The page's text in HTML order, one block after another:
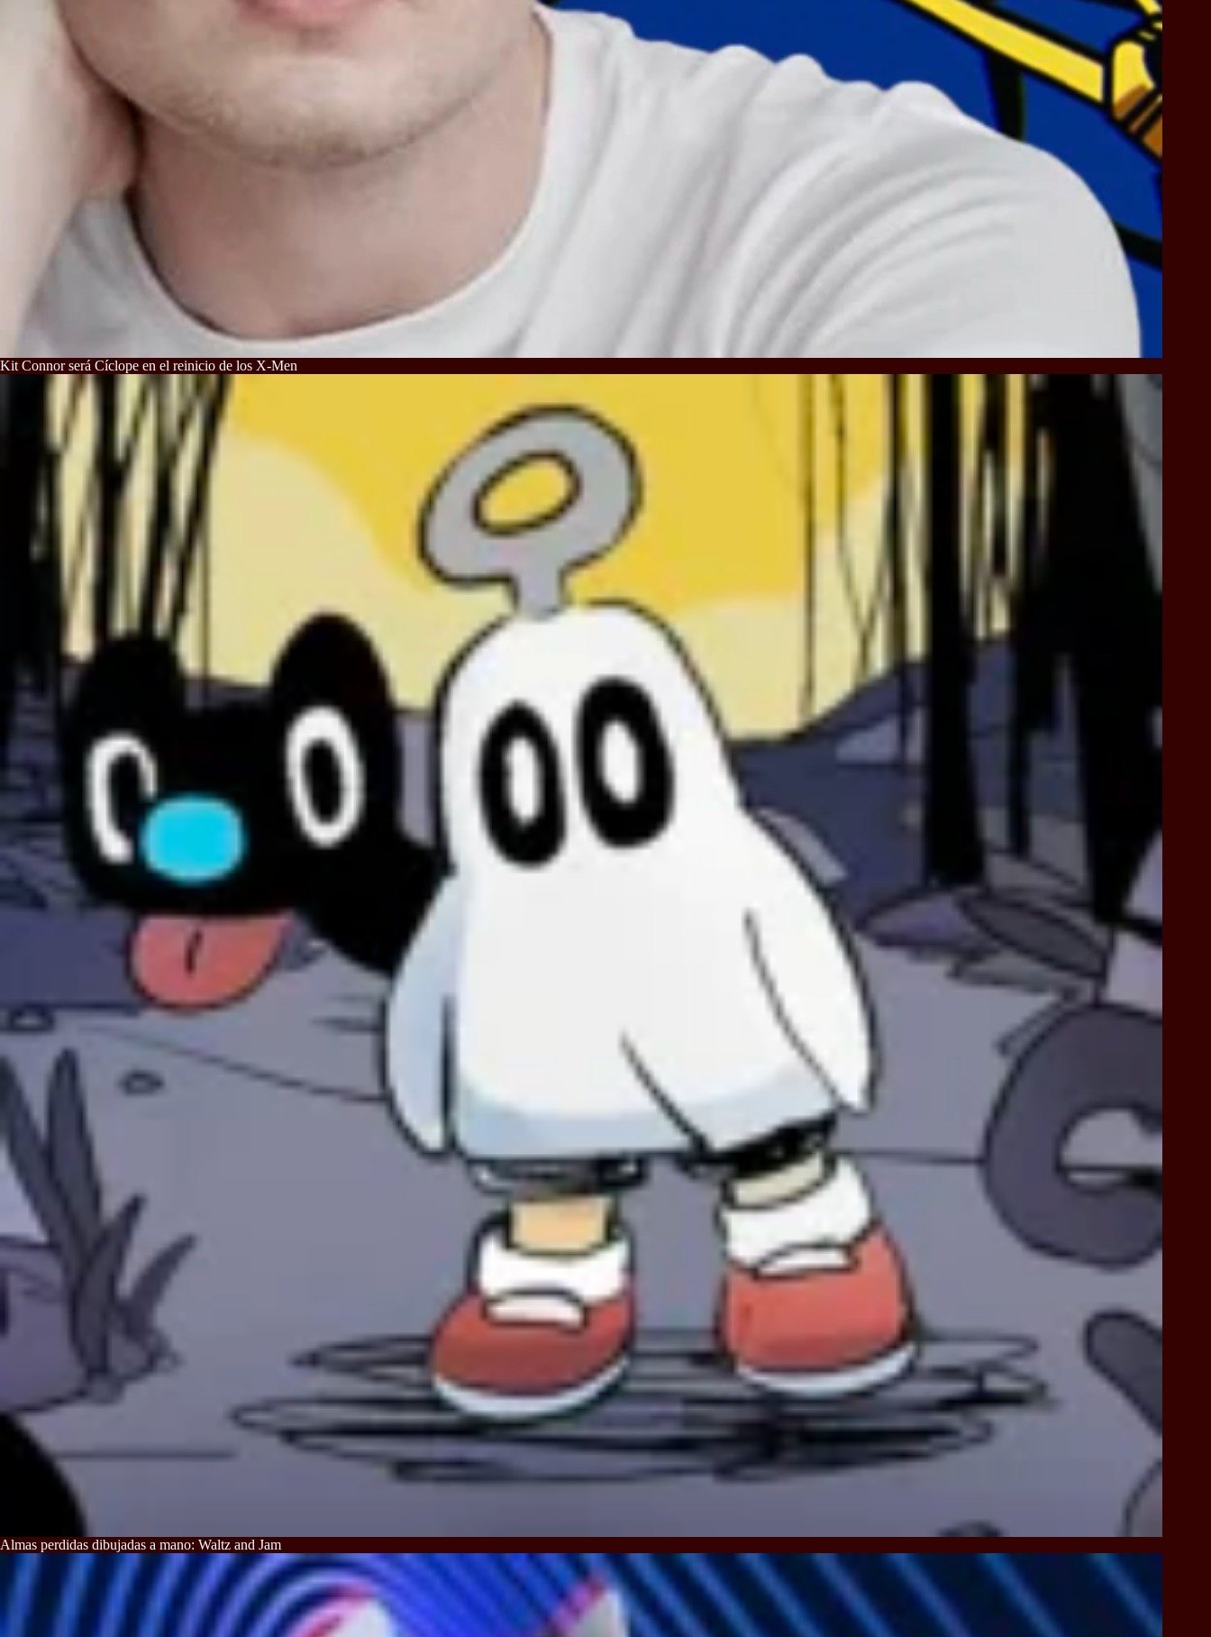
Kit Connor será Cíclope en el reinicio de los X-Men
Almas perdidas dibujadas a mano: Waltz and Jam